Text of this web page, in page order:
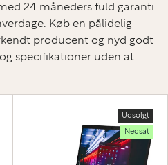
24 måneders fuld garanti
Køb en pålidelig
producent og nyd godt
specifikationer uden at
Udsolgt
Nedsat